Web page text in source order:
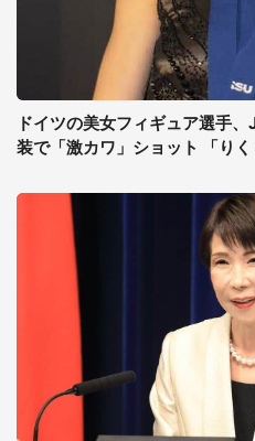
ドイツの美女フィギュア選手
装で「激カワ」ショット 「り